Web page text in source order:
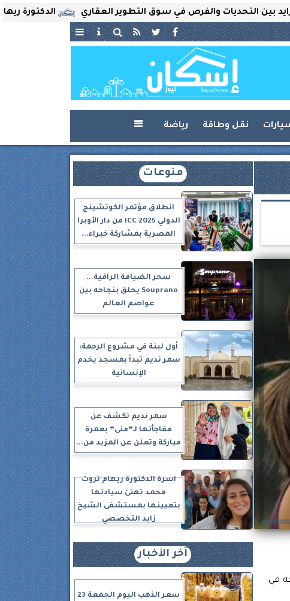
الدكتورة ريهام والفرص في سوق التطوير العقاري
نقل وطاقة رياضة 
في
منوعات
انطلاق مؤتمر الكوتشينج
الدولي ICC 2025 من دار الأوبرا
المصرية بمشاركة خبراء...
سحر الضيافة الراقية...
Souprano يحلق بنجاحه بين
عواصم العالم
أول لبنة في مشروع الرحمة:
سمر نديم تبدأ بمسجد يخدم
الإنسانية
سمر نديم تكشف عن
مفاجأتها لـ”منى” بعمرة
مباركة وتعلن عن المزيد من...
أسرة الدكتورة ريهام ثروت
محمد تهنئ سيادتها
بتعيينها بمستشفى الشيخ
زايد التخصصي
آخر الأخبار
سعر الذهب اليوم الجمعة 23